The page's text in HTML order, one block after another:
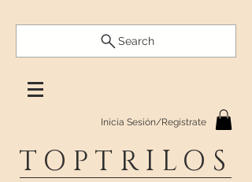
Search
Inicia Sesión/Regístrate
TOPTRILOS